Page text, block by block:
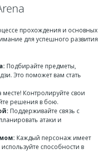
прохождения и основных
для успешного развития
Подбирайте предметы,
Это поможет вам стать
месте! Контролируйте свои
решения в бою.
Поддерживайте связь с
атаки и
Каждый персонаж имеет
способности в